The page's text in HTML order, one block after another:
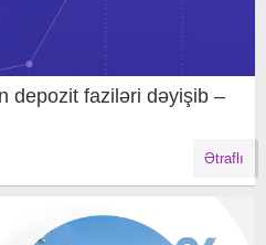
depozit faziləri dəyişib –
Ətraflı